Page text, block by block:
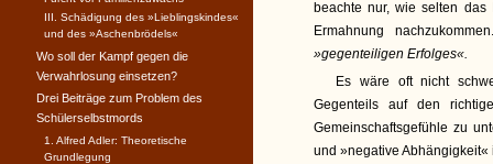
beachte nur, wie selten
Ermahnung
»gegenteiligen Erfolges«.
Es wäre oft nicht
Gegenteils auf den
Gemeinschaftsgefühle zu
und »negative
III. Schädigung des »Lieblingskindes«
und des »Aschenbrödels«
Wo soll der Kampf gegen die
Verwahrlosung einsetzen?
Drei Beiträge zum Problem des
Schülerselbstmords
1. Alfred Adler: Theoretische
Grundlegung